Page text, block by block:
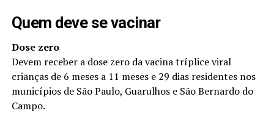
Quem deve se vacinar
Dose zero
Devem receber a dose zero da vacina tríplice viral
crianças de 6 meses a 11 meses e 29 dias residentes nos
municípios de São Paulo, Guarulhos e São Bernardo do
Campo.